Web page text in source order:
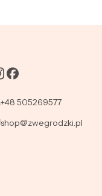
+48 505269577
shop@zwegrodzki.pl